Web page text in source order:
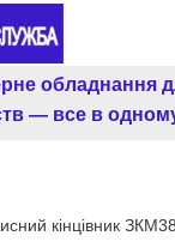
обладнання
— все в
кінцівник